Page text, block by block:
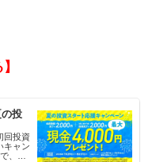
の投
回投資
キャン
、使